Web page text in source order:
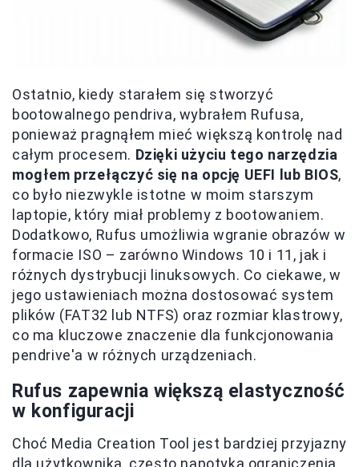
Ostatnio, kiedy starałem się stworzyć
bootowalnego pendriva, wybrałem Rufusa,
ponieważ pragnąłem mieć większą kontrolę nad
całym procesem. Dzięki użyciu tego narzędzia
mogłem przełączyć się na opcję UEFI lub BIOS,
co było niezwykle istotne w moim starszym
laptopie, który miał problemy z bootowaniem.
Dodatkowo, Rufus umożliwia wgranie obrazów w
formacie ISO – zarówno Windows 10 i 11, jak i
różnych dystrybucji linuksowych. Co ciekawe, w
jego ustawieniach można dostosować system
plików (FAT32 lub NTFS) oraz rozmiar klastrowy,
co ma kluczowe znaczenie dla funkcjonowania
pendrive'a w różnych urządzeniach.
Rufus zapewnia większą elastyczność
w konfiguracji
Choć Media Creation Tool jest bardziej przyjazny